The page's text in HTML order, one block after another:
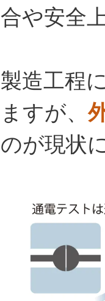
合や安全
製造工程
ますが、
のが現状